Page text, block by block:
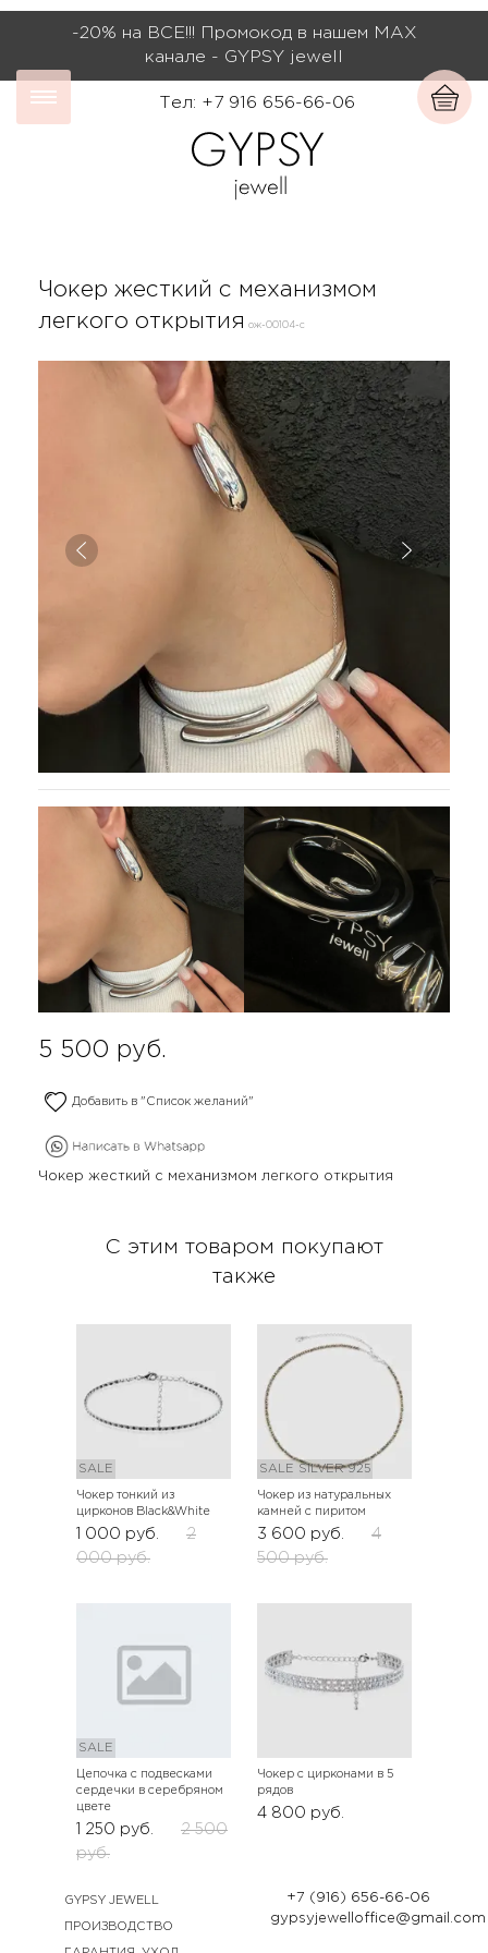
-20% на ВСЕ!!! Промокод в нашем МАХ
канале - GYPSY jewell
Тел: +7 916 656-66-06
Чокер жесткий с механизмом
легкого открытия
ож-00104-с
5 500 руб.
Добавить в "Список желаний"
Чокер жесткий с механизмом легкого открытия
С этим товаром покупают
также
SALE
Чокер тонкий из
цирконов Black&White
1 000 руб.
2
000 руб.
SALE SILVER 925
Чокер из натуральных
камней с пиритом
3 600 руб.
4
500 руб.
SALE
Цепочка с подвесками
сердечки в серебряном
цвете
1 250 руб.
2 500
руб.
Чокер с цирконами в 5
рядов
4 800 руб.
GYPSY JEWELL
ПРОИЗВОДСТВО
+7 (916) 656-66-06
gypsyjewelloffice@gmail.com